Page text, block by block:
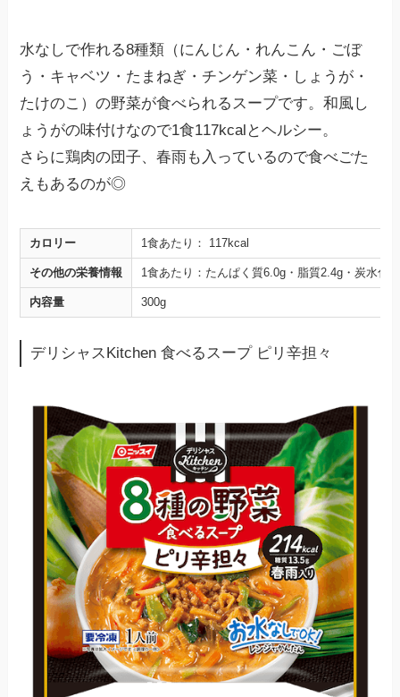
水なしで作れる8種類（にんじん・れんこん・ごぼ
う・キャベツ・たまねぎ・チンゲン菜・しょうが・
たけのこ）の野菜が食べられるスープです。和風し
ょうがの味付けなので1食117kcalとヘルシー。
さらに鶏肉の団子、春雨も入っているので食べごた
えもあるのが◎
カロリー 1食あたり： 117kcal
その他の栄養情報 1食あたり：たんぱく質6.0g・脂質2.4g・炭水化
内容量 300g
デリシャスKitchen 食べるスープ ピリ辛担々